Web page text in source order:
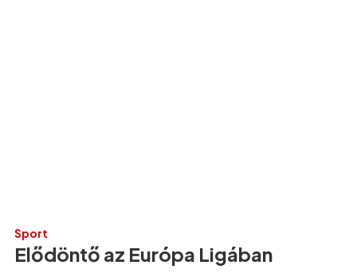
Sport
Elődöntő az Európa Ligában